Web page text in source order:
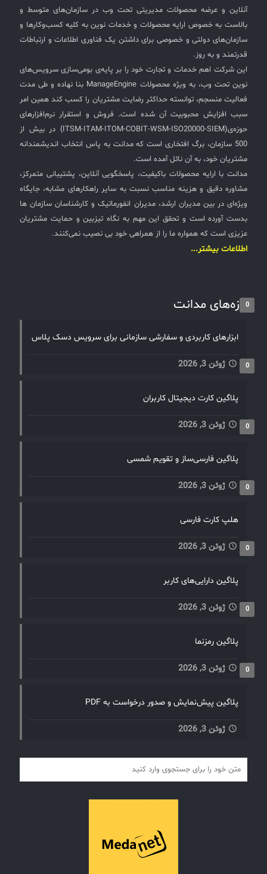
آنلاین و عرضه محصولات مدیریتی تحت وب در سازمان‌های متوسط و
بالاست به خصوص ارایه محصولات و خدمات نوین به کلیه کسب‌وکارها و
سازمان‌های دولتی و خصوصی برای داشتن یک فناوری اطلاعات و ارتباطات
قدرتمند و به روز.
این شرکت اهم خدمات و تجارت خود را بر پایه‌ی بومی‌سازی سرویس‌های
نوین تحت وب، به ویژه محصولات ManageEngine بنا نهاده و طی مدت
فعالیت منسجم، توانسته حداکثر رضایت مشتریان را کسب کند همین امر
سبب افزایش محبوبیت آن شده است. فروش و استقرار نرم‌افزارهای
حوزه‌ی(ITSM-ITAM-ITOM-COBIT-WSM-ISO20000-SIEM) در بیش از
500 سازمان، برگ افتخاری است که مدانت به پاس انتخاب اندیشمندانه
مشتریان خود، به آن نائل آمده است.
مدانت با ارایه محصولات باکیفیت، پاسخگویی آنلاین، پشتیبانی متمرکز،
مشاوره دقیق و هزینه مناسب نسبت به سایر راهکارهای مشابه، جایگاه
ویژه‌ای در بین مدیران ارشد، مدیران انفورماتیک و کارشناسان سازمان ها
بدست آورده است و تحقق این مهم به نگاه تیزبین و حمایت مشتریان
عزیزی است که همواره ما را از همراهی خود بی نصیب نمی‌کنند.
اطلاعات بیشتر...
تازه‌های مدانت0
ابزارهای کاربردی و سفارشی سازمانی برای سرویس دسک پلاس
ژوئن 3, 2026 0
پلاگین کارت دیجیتال کاربران
ژوئن 3, 2026 0
پلاگین فارسی‌ساز و تقویم شمسی
ژوئن 3, 2026 0
هلپ کارت فارسی
ژوئن 3, 2026 0
پلاگین دارایی‌های کاربر
ژوئن 3, 2026 0
پلاگین رمزنما
ژوئن 3, 2026 0
پلاگین پیش‌نمایش و صدور درخواست به PDF
ژوئن 3, 2026
✧
سامانه مدیریت دارایی‌ها [Asset Explorer]
DDI
◉
ManageEngine Malware Protection Plus
سامانه مدیریت دسترسی ممتاز
سامانه آزمون آنلاین